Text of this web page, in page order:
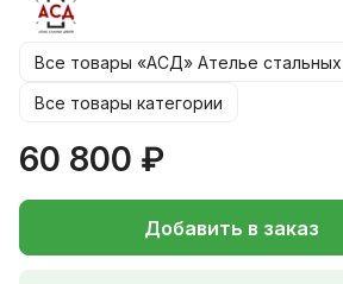
Все товары «АСД» Ателье
Все товары категории
60 800 ₽
Добавить в заказ